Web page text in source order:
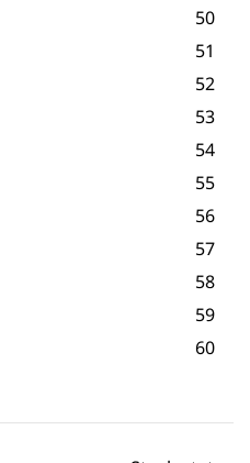
50
51
52
53
54
55
56
57
58
59
60